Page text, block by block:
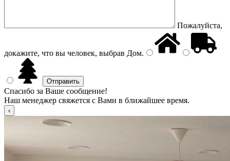
Пожалуйста,
докажите, что вы человек, выбрав Дом.
Спасибо за Ваше сообщение!
Наш менеджер свяжется с Вами в ближайшее время.